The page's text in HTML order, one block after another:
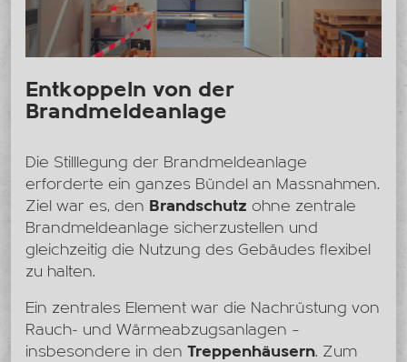
Entkoppeln von der
Brandmeldeanlage
Die Stilllegung der Brandmeldeanlage
erforderte ein ganzes Bündel an Massnahmen.
Ziel war es, den Brandschutz ohne zentrale
Brandmeldeanlage sicherzustellen und
gleichzeitig die Nutzung des Gebäudes flexibel
zu halten.
Ein zentrales Element war die Nachrüstung von
Rauch- und Wärmeabzugsanlagen –
insbesondere in den Treppenhäusern. Zum